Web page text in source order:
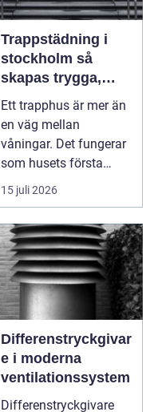
Trappstädning i
stockholm så
skapas trygga,
rena och hållbara
trapphus
Ett trapphus är mer än
en väg mellan
våningar. Det fungerar
som husets första
intryck, mötesplats oc...
15 juli 2026
Differenstryckgivar
e i moderna
ventilationssystem
Differenstryckgivare